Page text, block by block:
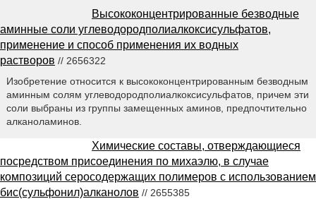
Высококонцентрированные безводные
аминные соли углеводородполиалкоксисульфатов,
применение и способ применения их водных
растворов // 2656322
Изобретение относится к высококонцентрированным безводным
аминным солям углеводородполиалкоксисульфатов, причем эти
соли выбраны из группы замещенных аминов, предпочтительно
алканоламинов.
Химические составы, отверждающиеся
посредством присоединения по михаэлю, в случае
композиций серосодержащих полимеров с использованием
бис(сульфонил)алканолов // 2655385